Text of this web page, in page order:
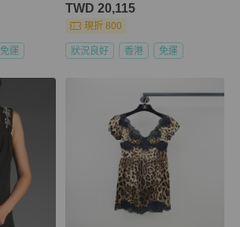
免運
TWD 20,115
現折 800
狀況良好 香港 免運